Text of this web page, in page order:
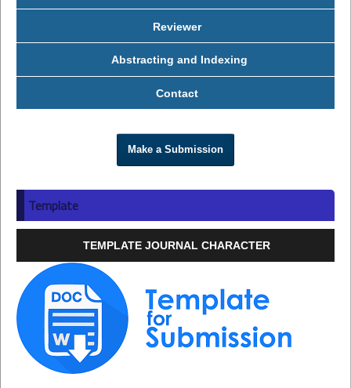
Reviewer
Abstracting and Indexing
Contact
Make a Submission
Template
TEMPLATE JOURNAL CHARACTER